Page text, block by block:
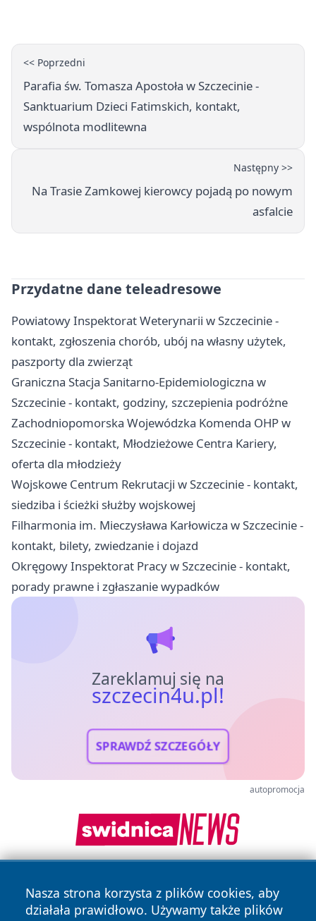
<< Poprzedni
Parafia św. Tomasza Apostoła w Szczecinie -
Sanktuarium Dzieci Fatimskich, kontakt,
wspólnota modlitewna
Następny >>
Na Trasie Zamkowej kierowcy pojadą po nowym
asfalcie
Przydatne dane teleadresowe
Powiatowy Inspektorat Weterynarii w Szczecinie -
kontakt, zgłoszenia chorób, ubój na własny użytek,
paszporty dla zwierząt
Graniczna Stacja Sanitarno-Epidemiologiczna w
Szczecinie - kontakt, godziny, szczepienia podróżne
Zachodniopomorska Wojewódzka Komenda OHP w
Szczecinie - kontakt, Młodzieżowe Centra Kariery,
oferta dla młodzieży
Wojskowe Centrum Rekrutacji w Szczecinie - kontakt,
siedziba i ścieżki służby wojskowej
Filharmonia im. Mieczysława Karłowicza w Szczecinie -
kontakt, bilety, zwiedzanie i dojazd
Okręgowy Inspektorat Pracy w Szczecinie - kontakt,
porady prawne i zgłaszanie wypadków
Zareklamuj się na
szczecin4u.pl!
SPRAWDŹ SZCZEGÓŁY
autopromocja
Nasza strona korzysta z plików cookies, aby
działała prawidłowo. Używamy także plików